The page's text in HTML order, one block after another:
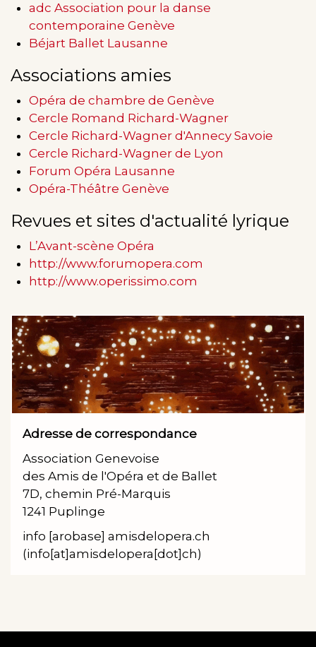
adc Association pour la danse
contemporaine Genève
Béjart Ballet Lausanne
Associations amies
Opéra de chambre de Genève
Cercle Romand Richard-Wagner
Cercle Richard-Wagner d'Annecy Savoie
Cercle Richard-Wagner de Lyon
Forum Opéra Lausanne
Opéra-Théâtre Genève
Revues et sites d'actualité lyrique
L’Avant-scène Opéra
http://www.forumopera.com
http://www.operissimo.com
Image
Adresse de correspondance
Association Genevoise
des Amis de l'Opéra et de Ballet
7D, chemin Pré-Marquis
1241 Puplinge
info [arobase] amisdelopera.ch
(info[at]amisdelopera[dot]ch)